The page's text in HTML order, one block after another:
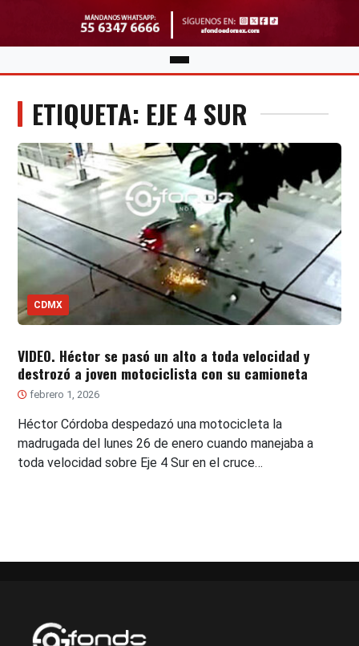
ETIQUETA: EJE 4 SUR
CDMX
VIDEO. Héctor se pasó un alto a toda velocidad y
destrozó a joven motociclista con su camioneta
febrero 1, 2026
Héctor Córdoba despedazó una motocicleta la
madrugada del lunes 26 de enero cuando manejaba a
toda velocidad sobre Eje 4 Sur en el cruce…